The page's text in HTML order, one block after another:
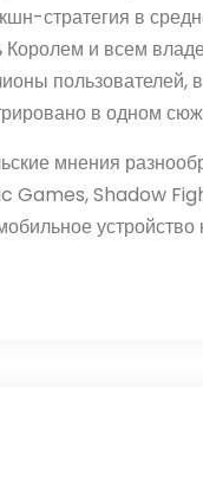
стратегия в
и всем
пользователей,
в одном
мнения
Games, Shadow